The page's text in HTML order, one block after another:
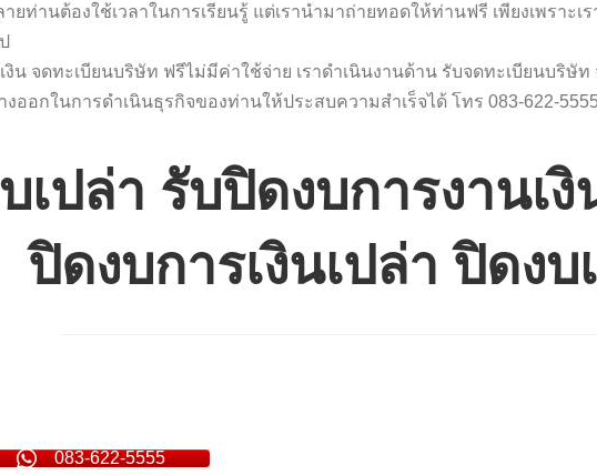
ท่านต้องใช้เวลาในการเรียนรู้ แต่เรานำมาถ่ายทอดให้ท่านฟรี เพียงเพราะเ
งิน จดทะเบียนบริษัท ฟรีไม่มีค่าใช้จ่าย เราดำเนินงานด้าน รับจดทะเบียนบริ
งออกในการดำเนินธุรกิจของท่านให้ประสบความสำเร็จได้ โทร 083-622-
เปล่า รับปิดงบการงานเงิ
ปิดงบการเงินเปล่า ปิดง
083-622-5555